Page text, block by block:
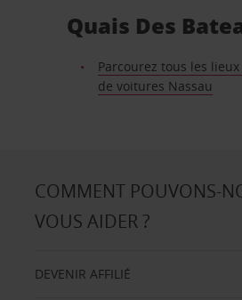
Quais Des
Parcourez tous les
de voitures Nassau
COMMENT POUVONS-
VOUS AIDER ?
DEVENIR AFFILIÉ